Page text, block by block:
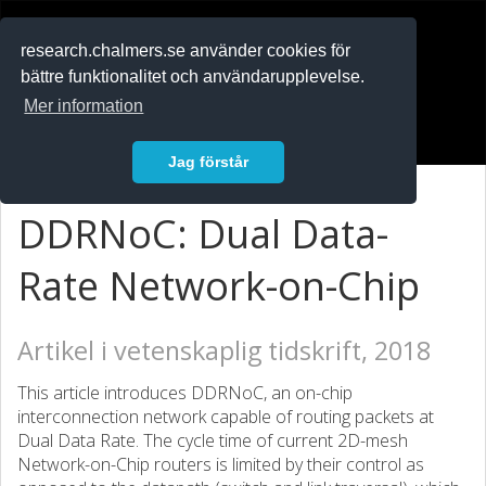
research.chalmers.se använder cookies för
bättre funktionalitet och användarupplevelse.
Mer information
Jag förstår
DDRNoC: Dual Data-
Rate Network-on-Chip
Artikel i vetenskaplig tidskrift, 2018
This article introduces DDRNoC, an on-chip
interconnection network capable of routing packets at
Dual Data Rate. The cycle time of current 2D-mesh
Network-on-Chip routers is limited by their control as